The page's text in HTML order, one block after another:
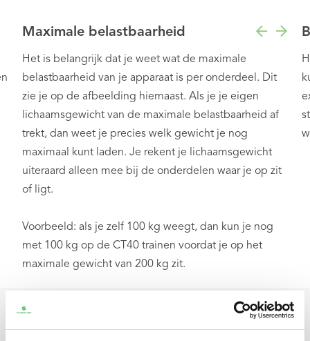
Maximale belastbaarheid
Het is belangrijk dat je weet wat de maximale
belastbaarheid van je apparaat is per onderdeel. Dit
zie je op de afbeelding hiernaast. Als je je eigen
lichaamsgewicht van de maximale belastbaarheid af
trekt, dan weet je precies welk gewicht je nog
maximaal kunt laden. Je rekent je lichaamsgewicht
uiteraard alleen mee bij de onderdelen waar je op zit
of ligt.
Voorbeeld: als je zelf 100 kg weegt, dan kun je nog
met 100 kg op de CT40 trainen voordat je op het
maximale gewicht van 200 kg zit.